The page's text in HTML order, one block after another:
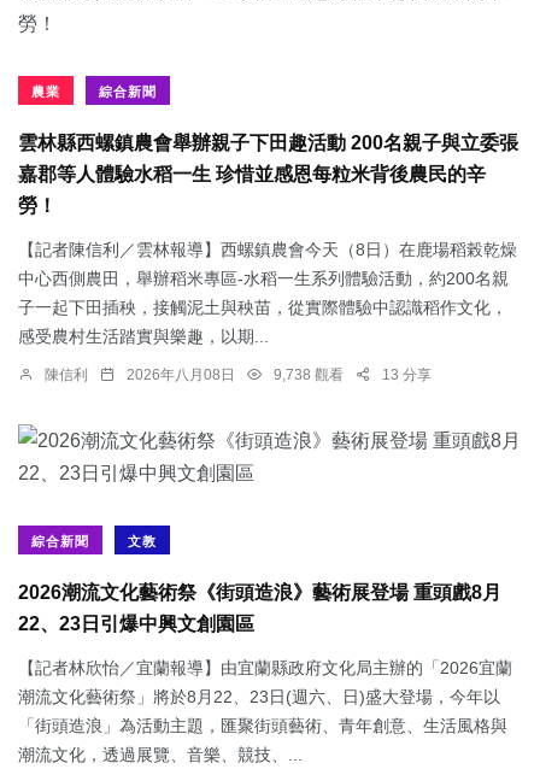
農業 綜合新聞
雲林縣西螺鎮農會舉辦親子下田趣活動 200名親子與立委張
嘉郡等人體驗水稻一生 珍惜並感恩每粒米背後農民的辛
勞！
【記者陳信利／雲林報導】西螺鎮農會今天（8日）在鹿場稻榖乾燥
中心西側農田，舉辦稻米專區-水稻一生系列體驗活動，約200名親
子一起下田插秧，接觸泥土與秧苗，從實際體驗中認識稻作文化，
感受農村生活踏實與樂趣，以期...
陳信利 2026年八月08日 9,738 觀看 13 分享
綜合新聞 文教
2026潮流文化藝術祭《街頭造浪》藝術展登場 重頭戲8月
22、23日引爆中興文創園區
【記者林欣怡／宜蘭報導】由宜蘭縣政府文化局主辦的「2026宜蘭
潮流文化藝術祭」將於8月22、23日(週六、日)盛大登場，今年以
「街頭造浪」為活動主題，匯聚街頭藝術、青年創意、生活風格與
潮流文化，透過展覽、音樂、競技、...